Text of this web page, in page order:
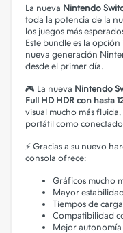
La nueva Nintendo
toda la potencia de la
los juegos más
Este bundle es la
nueva generación
desde el primer día.
🎮 La nueva Nintendo
Full HD HDR con hasta
visual mucho más
portátil como
⚡ Gracias a su nuevo
consola ofrece:
Gráficos mucho
Mayor
Tiempos de
Compatibilidad
Mejor